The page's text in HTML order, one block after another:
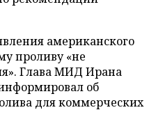
американского
проливу «не
Глава МИД Ирана
об
для коммерческих